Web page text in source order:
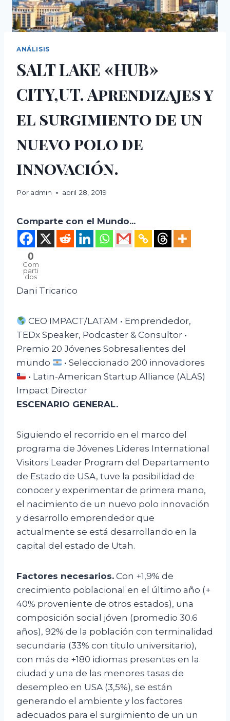
ANÁLISIS
SALT LAKE «HUB»​
CITY,UT. Aprendizajes y
el surgimiento de un
nuevo polo de
innovación.
Por admin abril 28, 2019
Comparte con el Mundo...
0
Com
parti
dos
Dani Tricarico
CEO IMPACT/LATAM • Emprendedor,
TEDx Speaker, Podcaster & Consultor •
Premio 20 Jóvenes Sobresalientes del
mundo
• Seleccionado 200 innovadores
• Latin-American Startup Alliance (ALAS)
Impact Director
ESCENARIO GENERAL.
Siguiendo el recorrido en el marco del
programa de Jóvenes Líderes International
Visitors Leader Program del Departamento
de Estado de USA, tuve la posibilidad de
conocer y experimentar de primera mano,
el nacimiento de un nuevo polo innovación
y desarrollo emprendedor que
actualmente se está desarrollando en la
capital del estado de Utah.
Factores necesarios. Con +1,9% de
crecimiento poblacional en el último año (+
40% proveniente de otros estados), una
composición social jóven (promedio 30.6
años), 92% de la población con terminalidad
secundaria (33% con título universitario),
con más de +180 idiomas presentes en la
ciudad y una de las menores tasas de
desempleo en USA (3,5%), se están
generando el ambiente y los factores
adecuados para el surgimiento de un un